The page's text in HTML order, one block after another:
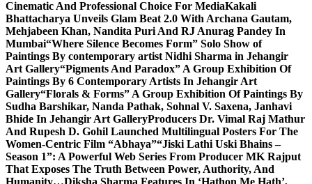
Cinematic And Professional Choice For MediaKakali
Bhattacharya Unveils Glam Beat 2.0 With Archana Gautam,
Mehjabeen Khan, Nandita Puri And RJ Anurag Pandey In
Mumbai“Where Silence Becomes Form” Solo Show of
Paintings By contemporary artist Nidhi Sharma in Jehangir
Art Gallery“Pigments And Paradox” A Group Exhibition Of
Paintings By 6 Contemporary Artists In Jehangir Art
Gallery“Florals & Forms” A Group Exhibition Of Paintings By
Sudha Barshikar, Nanda Pathak, Sohnal V. Saxena, Janhavi
Bhide In Jehangir Art GalleryProducers Dr. Vimal Raj Mathur
And Rupesh D. Gohil Launched Multilingual Posters For The
Women-Centric Film “Abhaya”“Jiski Lathi Uski Bhains –
Season 1”: A Powerful Web Series From Producer MK Rajput
That Exposes The Truth Between Power, Authority, And